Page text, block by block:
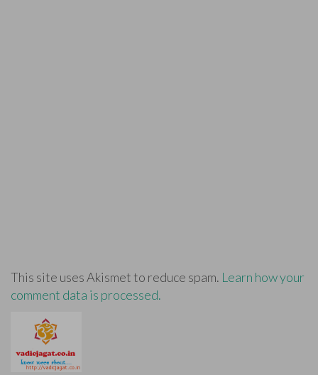
This site uses Akismet to reduce spam. Learn how your
comment data is processed.